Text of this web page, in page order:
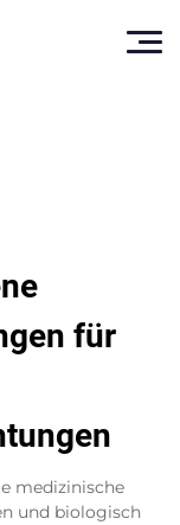
für
medizinische
und biologisch